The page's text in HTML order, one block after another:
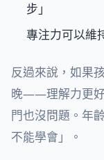
步」
專注力可以維
反過來說，如果
晚——理解力更好
門也沒問題。年
不能學會」。